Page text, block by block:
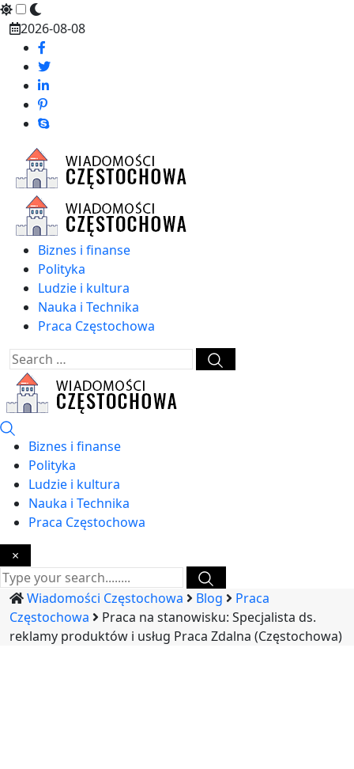
Skip
content
2026-08-08
Biznes i finanse
Polityka
Ludzie i kultura
Nauka i Technika
Praca Częstochowa
Biznes i finanse
Polityka
Ludzie i kultura
Nauka i Technika
Praca Częstochowa
×
Wiadomości Częstochowa Blog
Praca
Częstochowa
Praca na stanowisku: Specjalista ds.
reklamy produktów i usług Praca Zdalna (Częstochowa)